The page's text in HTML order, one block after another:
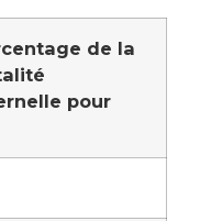
de la
pour